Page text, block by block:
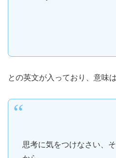
との英文が入っており、意味は
思考に気をつけなさい、